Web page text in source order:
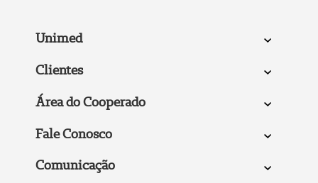
Unimed
Clientes
Área do Cooperado
Fale Conosco
Comunicação